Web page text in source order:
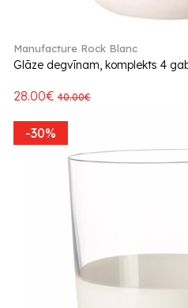
Manufacture Rock Blanc
Glāze degvīnam, komplekts 4
28.00€ 40.00€
-30%